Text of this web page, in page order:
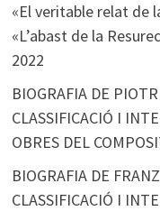
«El veritable relat de
«L’abast de la
2022
BIOGRAFIA DE
CLASSIFICACIÓ I
OBRES DEL
BIOGRAFIA DE
CLASSIFICACIÓ I